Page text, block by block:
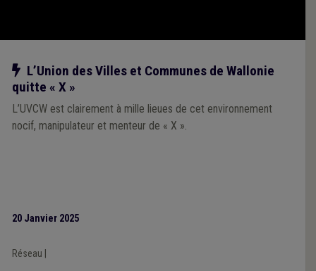
Notre action
L’Union des Villes et Communes de Wallonie
quitte « X »
L’UVCW est clairement à mille lieues de cet environnement
nocif, manipulateur et menteur de « X ».
20 Janvier 2025
Réseau